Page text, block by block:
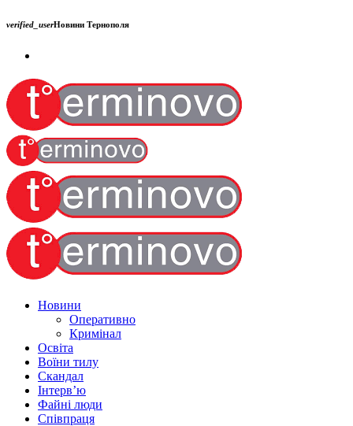
verified_userНовини Тернополя
Новини
Оперативно
Кримінал
Освіта
Воїни тилу
Скандал
Інтерв’ю
Файні люди
Співпраця